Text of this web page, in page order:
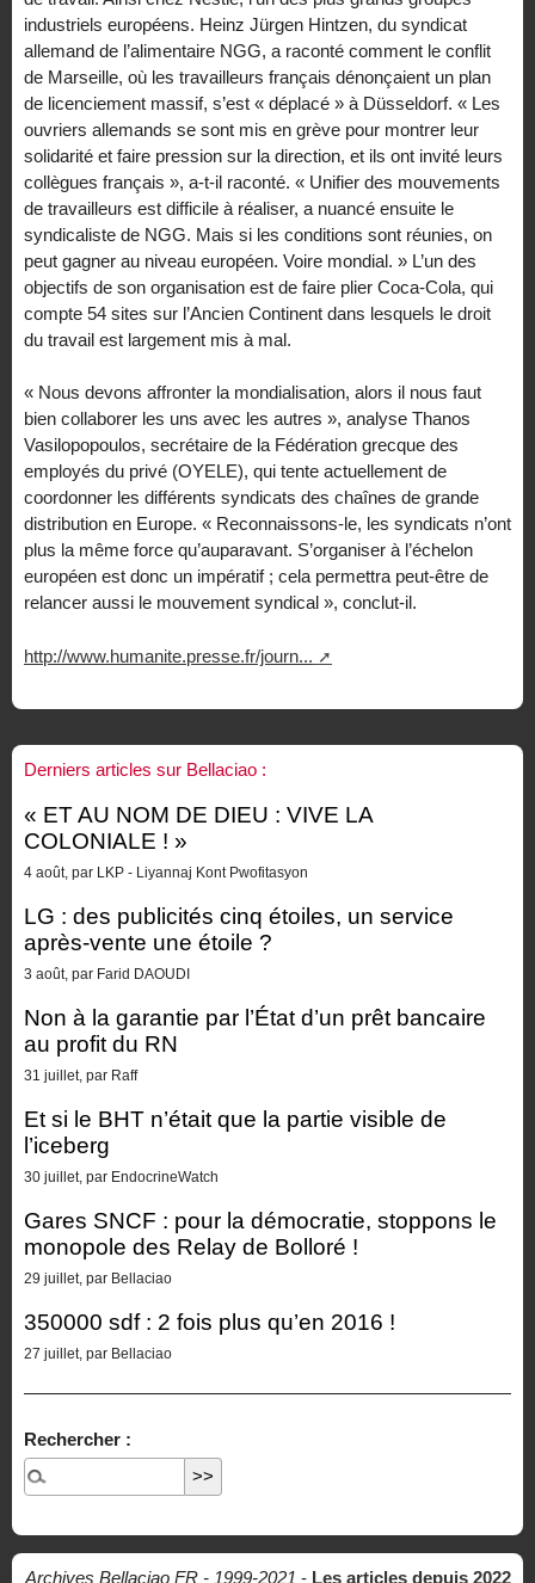
industriels européens. Heinz Jürgen Hintzen, du syndicat
allemand de l’alimentaire NGG, a raconté comment le conflit
de Marseille, où les travailleurs français dénonçaient un plan
de licenciement massif, s’est « déplacé » à Düsseldorf. « Les
ouvriers allemands se sont mis en grève pour montrer leur
solidarité et faire pression sur la direction, et ils ont invité leurs
collègues français », a-t-il raconté. « Unifier des mouvements
de travailleurs est difficile à réaliser, a nuancé ensuite le
syndicaliste de NGG. Mais si les conditions sont réunies, on
peut gagner au niveau européen. Voire mondial. » L’un des
objectifs de son organisation est de faire plier Coca-Cola, qui
compte 54 sites sur l’Ancien Continent dans lesquels le droit
du travail est largement mis à mal.
« Nous devons affronter la mondialisation, alors il nous faut
bien collaborer les uns avec les autres », analyse Thanos
Vasilopopoulos, secrétaire de la Fédération grecque des
employés du privé (OYELE), qui tente actuellement de
coordonner les différents syndicats des chaînes de grande
distribution en Europe. « Reconnaissons-le, les syndicats n’ont
plus la même force qu’auparavant. S’organiser à l’échelon
européen est donc un impératif ; cela permettra peut-être de
relancer aussi le mouvement syndical », conclut-il.
http://www.humanite.presse.fr/journ...
Derniers articles sur Bellaciao :
« ET AU NOM DE DIEU : VIVE LA
COLONIALE ! »
4 août, par LKP - Liyannaj Kont Pwofitasyon
LG : des publicités cinq étoiles, un service
après-vente une étoile ?
3 août, par Farid DAOUDI
Non à la garantie par l’État d’un prêt bancaire
au profit du RN
31 juillet, par Raff
Et si le BHT n’était que la partie visible de
l’iceberg
30 juillet, par EndocrineWatch
Gares SNCF : pour la démocratie, stoppons le
monopole des Relay de Bolloré !
29 juillet, par Bellaciao
350000 sdf : 2 fois plus qu’en 2016 !
27 juillet, par Bellaciao
Rechercher :
Archives Bellaciao FR - 1999-2021 - Les articles depuis 2022